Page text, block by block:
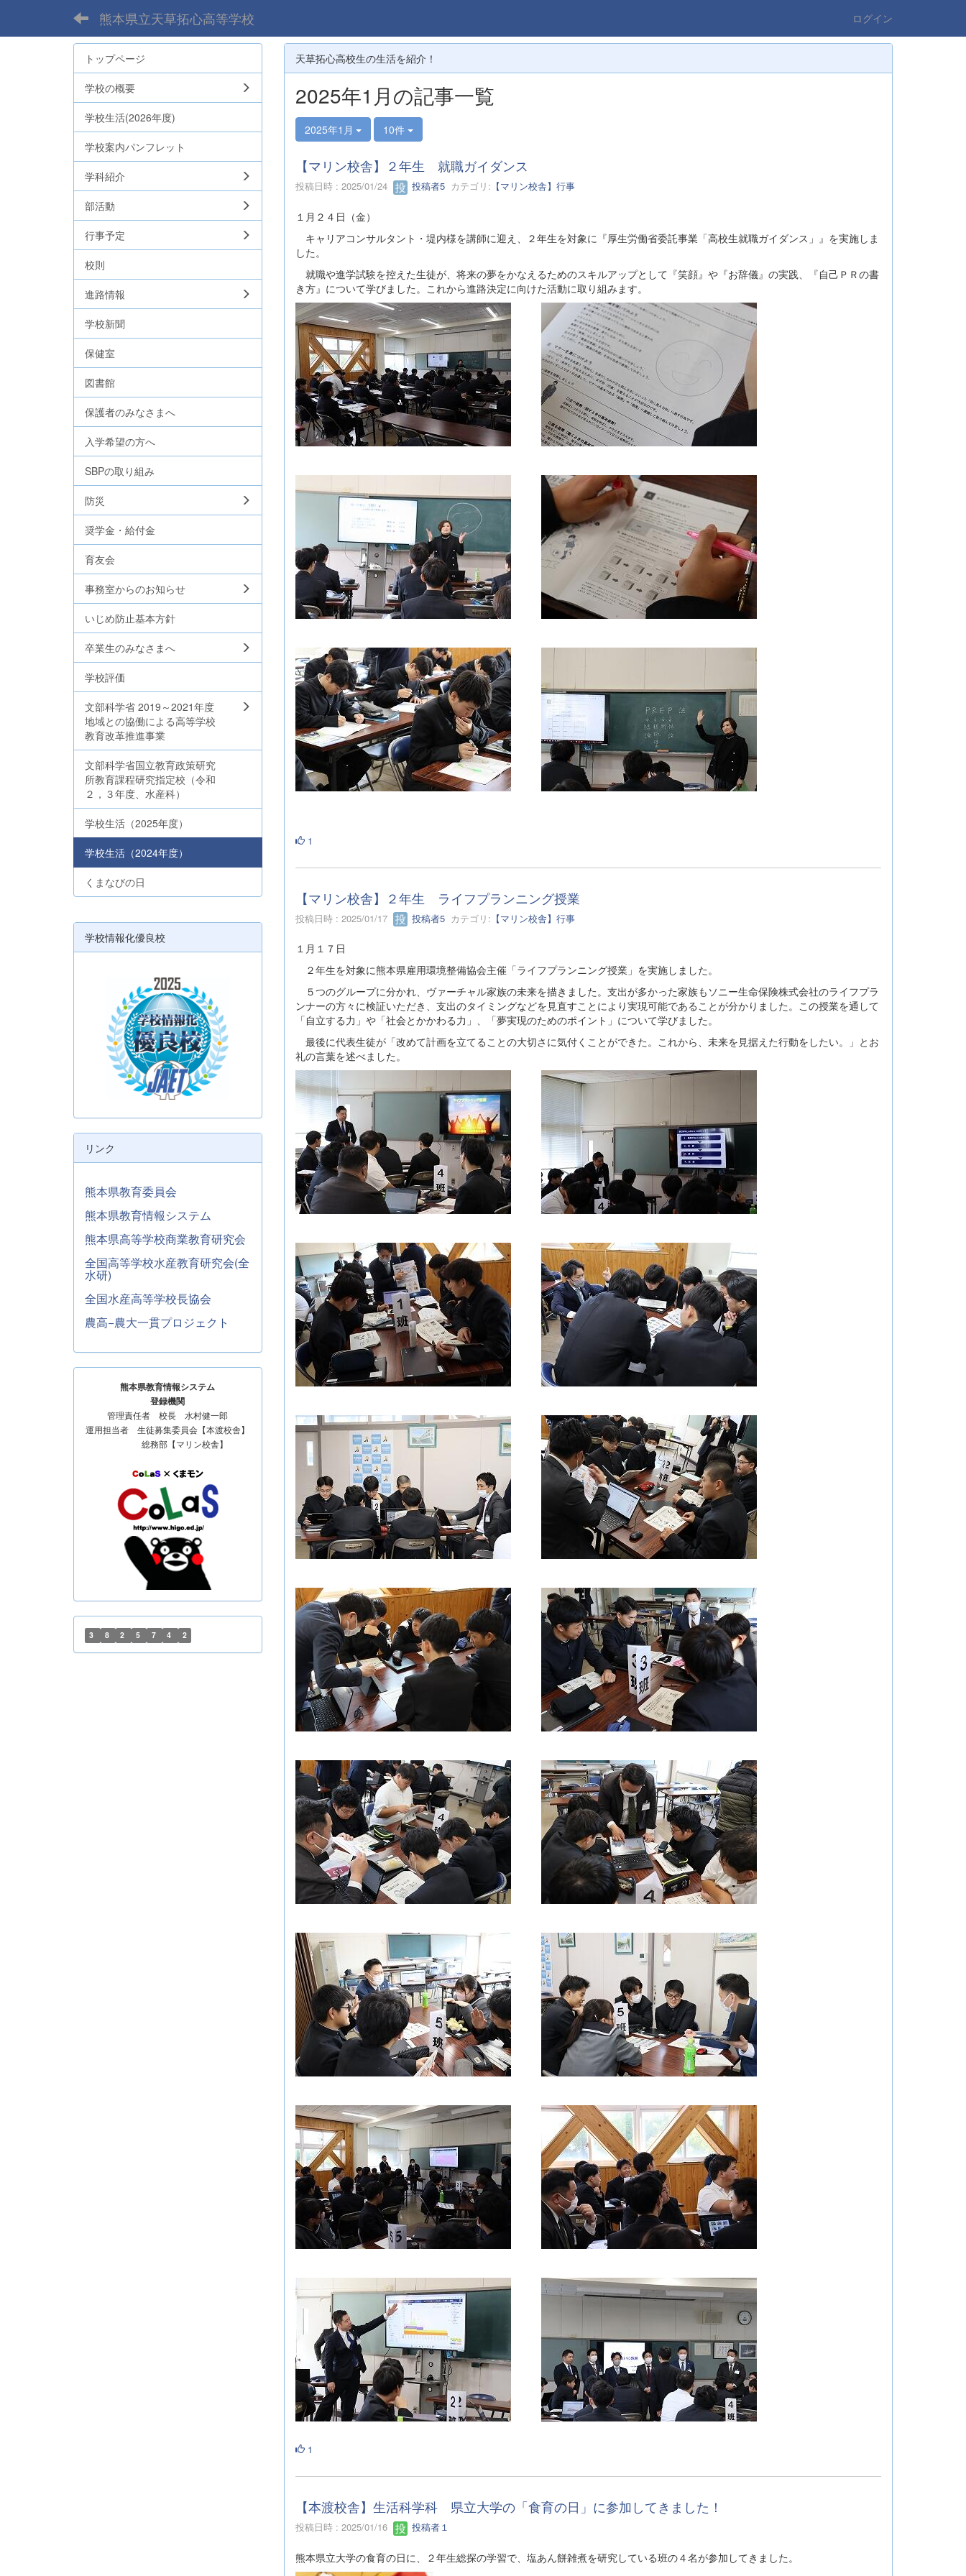
熊本県立天草拓心高等学校 ログイン
天草拓心高校生の生活を紹介！
2025年1月の記事一覧
2025年1月 10件
【マリン校舎】２年生 就職ガイダンス
投稿日時 : 2025/01/24 投稿者5カテゴリ: 【マリン校舎】行事
１月２４日（金）
キャリアコンサルタント・堤内様を講師に迎え、２年生を対象に『厚生労働省委託事業「高校生就職ガイダンス」』を実施しま
した。
就職や進学試験を控えた生徒が、将来の夢をかなえるためのスキルアップとして『笑顔』や『お辞儀』の実践、『自己ＰＲの書
き方』について学びました。これから進路決定に向けた活動に取り組みます。
1
【マリン校舎】２年生 ライフプランニング授業
投稿日時 : 2025/01/17 投稿者5カテゴリ: 【マリン校舎】行事
１月１７日
２年生を対象に熊本県雇用環境整備協会主催「ライフプランニング授業」を実施しました。
５つのグループに分かれ、ヴァーチャル家族の未来を描きました。支出が多かった家族もソニー生命保険株式会社のライフプラ
ンナーの方々に検証いただき、支出のタイミングなどを見直すことにより実現可能であることが分かりました。この授業を通して
「自立する力」や「社会とかかわる力」、「夢実現のためのポイント」について学びました。
最後に代表生徒が「改めて計画を立てることの大切さに気付くことができた。これから、未来を見据えた行動をしたい。」とお
礼の言葉を述べました。
1
【本渡校舎】生活科学科 県立大学の「食育の日」に参加してきました！
投稿日時 : 2025/01/16 投稿者１
熊本県立大学の食育の日に、２年生総探の学習で、塩あん餅雑煮を研究している班の４名が参加してきました。
トップページ
学校の概要
学校生活(2026年度)
学校案内パンフレット
学科紹介
部活動
行事予定
校則
進路情報
学校新聞
保健室
図書館
保護者のみなさまへ
入学希望の方へ
SBPの取り組み
防災
奨学金・給付金
育友会
事務室からのお知らせ
いじめ防止基本方針
卒業生のみなさまへ
学校評価
文部科学省 2019～2021年度
地域との協働による高等学校
教育改革推進事業
文部科学省国立教育政策研究
所教育課程研究指定校（令和
２，３年度、水産科）
学校生活（2025年度）
学校生活（2024年度）
くまなびの日
学校情報化優良校
リンク
熊本県教育委員会
熊本県教育情報システム
熊本県高等学校商業教育研究会
全国高等学校水産教育研究会(全
水研)
全国水産高等学校長協会
農高−農大一貫プロジェクト
熊本県教育情報システム
登録機関
管理責任者 校長 水村健一郎
運用担当者 生徒募集委員会【本渡校舎】
総務部【マリン校舎】
3 8 2 5 7 4 2